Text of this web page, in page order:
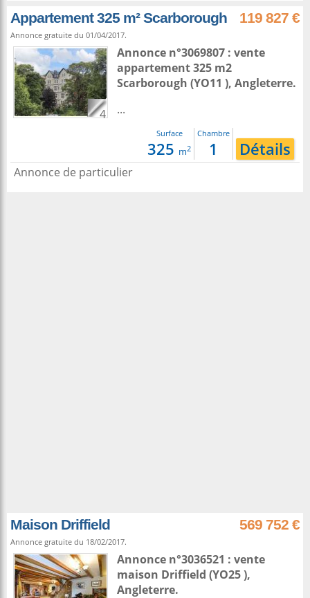
Appartement 325 m² Scarborough 119 827 €
Annonce gratuite du 01/04/2017.
4
Annonce n°3069807 : vente
appartement 325 m2
Scarborough (YO11 ), Angleterre.
...
Surface
325 m2
Chambre
1 Détails
Annonce de particulier
Maison Driffield 569 752 €
Annonce gratuite du 18/02/2017.
Annonce n°3036521 : vente
maison Driffield (YO25 ),
Angleterre.